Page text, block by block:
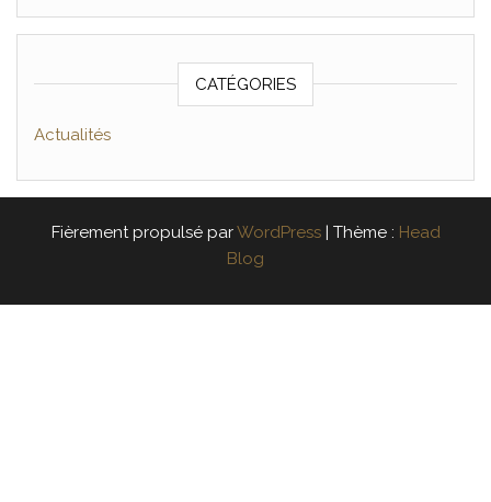
CATÉGORIES
Actualités
Fièrement propulsé parWordPress Thème : Head
Blog